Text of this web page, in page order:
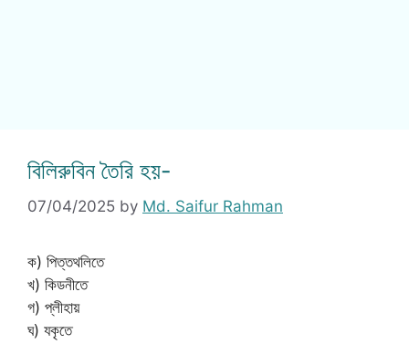
বিলিরুবিন তৈরি হয়-
07/04/2025 by Md. Saifur Rahman
ক) পিত্তথলিতে
খ) কিডনীতে
গ) প্লীহায়
ঘ) যকৃতে